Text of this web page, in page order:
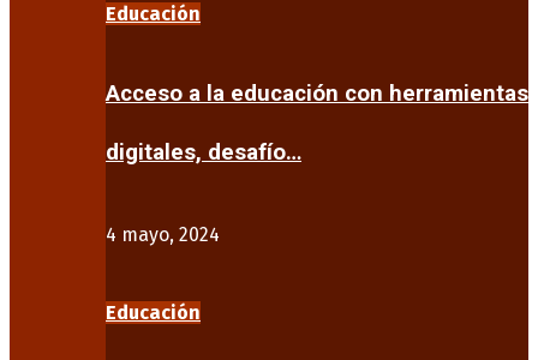
Educación
Acceso a la educación con herramientas
digitales, desafío…
4 mayo, 2024
Educación